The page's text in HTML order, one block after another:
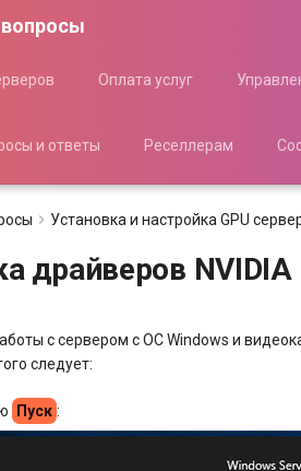
Оплата услуг
и ответы Реселлерам
Установка и настройка GPU
драйверов NVIDIA
с сервером с ОС Windows и
следует:
Пуск :